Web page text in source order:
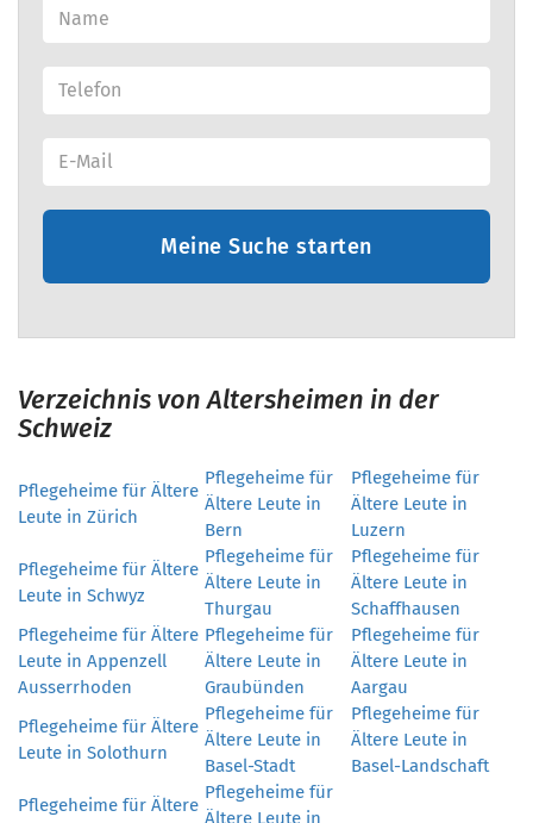
Meine Suche starten
Verzeichnis von Altersheimen in der
Schweiz
Pflegeheime für Ältere
Leute in Zürich
Pflegeheime für
Ältere Leute in
Bern
Pflegeheime für
Ältere Leute in
Luzern
Pflegeheime für Ältere
Leute in Schwyz
Pflegeheime für
Ältere Leute in
Thurgau
Pflegeheime für
Ältere Leute in
Schaffhausen
Pflegeheime für Ältere
Leute in Appenzell
Ausserrhoden
Pflegeheime für
Ältere Leute in
Graubünden
Pflegeheime für
Ältere Leute in
Aargau
Pflegeheime für Ältere
Leute in Solothurn
Pflegeheime für
Ältere Leute in
Basel-Stadt
Pflegeheime für
Ältere Leute in
Basel-Landschaft
Pflegeheime für Ältere
Pflegeheime für
Ältere Leute in